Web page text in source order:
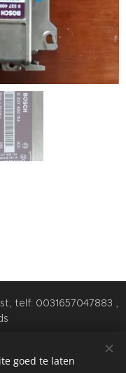
telf: 0031657047883 ,
goed te laten